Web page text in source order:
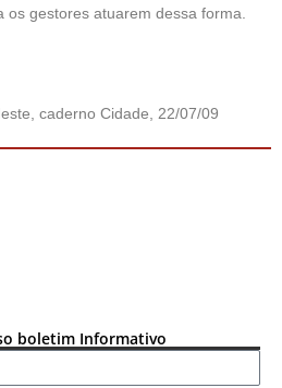
gestores atuarem dessa forma.
caderno Cidade, 22/07/09
boletim Informativo